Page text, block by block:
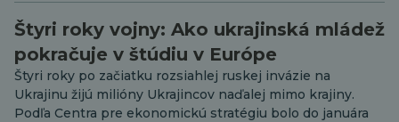
Štyri roky vojny: Ako ukrajinská mládež
pokračuje v štúdiu v Európe
Štyri roky po začiatku rozsiahlej ruskej invázie na
Ukrajinu žijú milióny Ukrajincov naďalej mimo krajiny.
Podľa Centra pre ekonomickú stratégiu bolo do januára